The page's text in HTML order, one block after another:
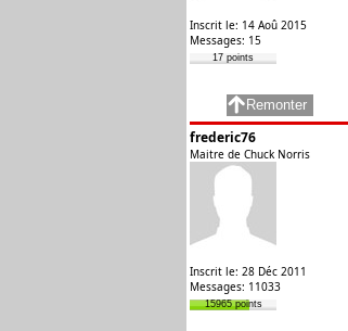
Inscrit le: 14 Aoû 2015
Messages: 15
17 points
frederic76
Maitre de Chuck Norris
Inscrit le: 28 Déc 2011
Messages: 11033
15965 points